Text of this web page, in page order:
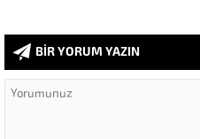
BİR YORUM YAZIN